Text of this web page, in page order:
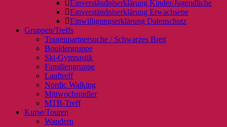
Einverständniserklärung Kinder/Jugendliche
Einverständniserklärung Erwachsene
Einwilligungserklärung Datenschutz
Gruppen/Treffs
Tourenpartnersuche / Schwarzes Brett
Bouldergruppe
Ski-Gymnastik
Familiengruppe
Lauftreff
Nordic Walking
Mittwochsradler
MTB-Treff
Kurse/Touren
Wandern